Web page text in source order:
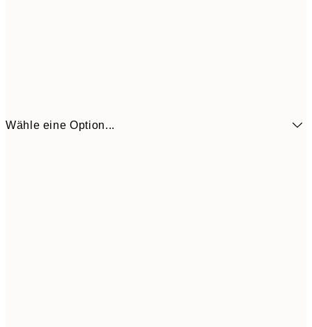
Wähle eine Option...